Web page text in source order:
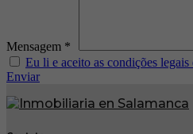
Mensagem *
Eu li e aceito as condições
Enviar